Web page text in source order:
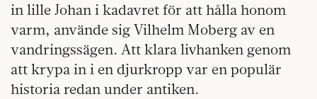
in lille Johan i kadavret för att hålla honom
varm, använde sig Vilhelm Moberg av en
vandringssägen. Att klara livhanken genom
att krypa in i en djurkropp var en populär
historia redan under antiken.